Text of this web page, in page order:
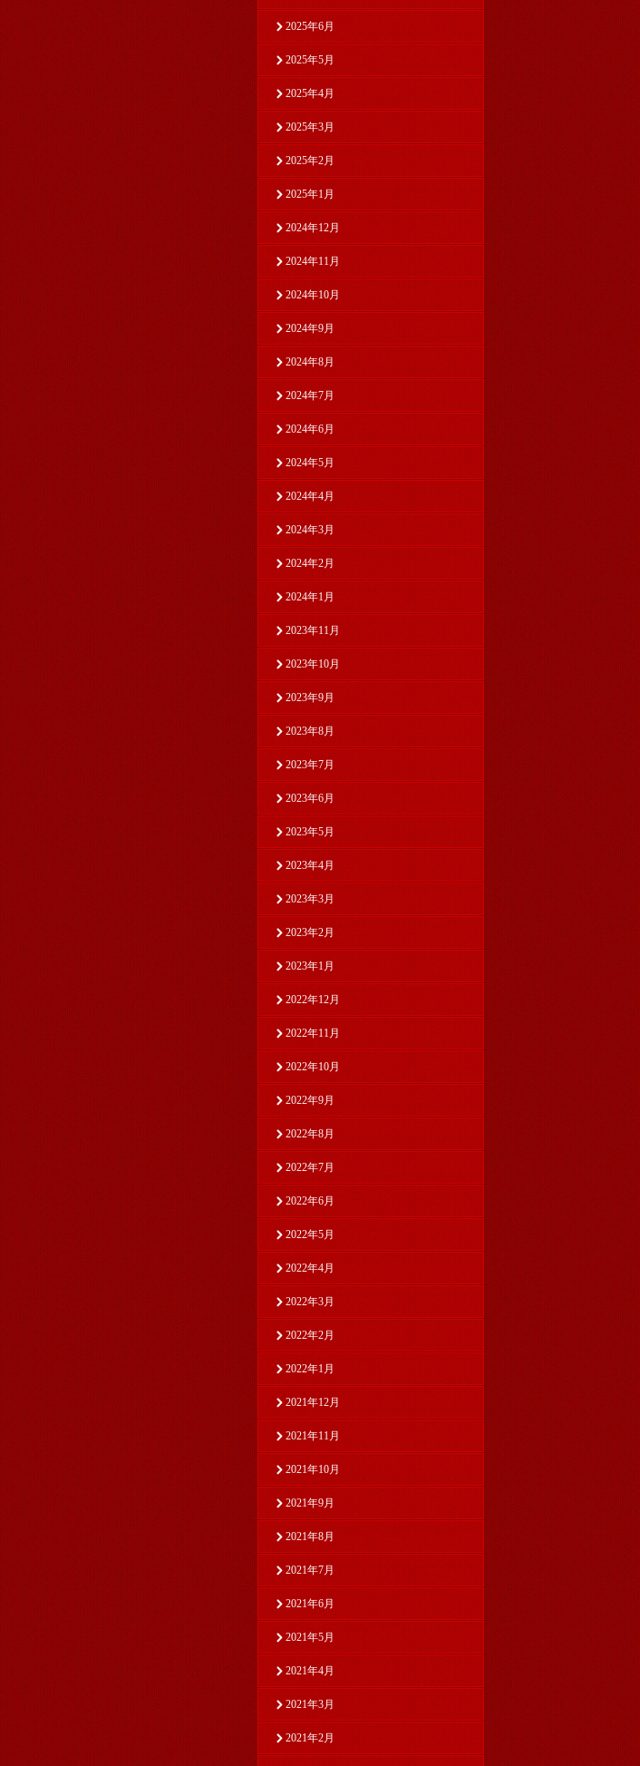
2025年6月
2025年5月
2025年4月
2025年3月
2025年2月
2025年1月
2024年12月
2024年11月
2024年10月
2024年9月
2024年8月
2024年7月
2024年6月
2024年5月
2024年4月
2024年3月
2024年2月
2024年1月
2023年11月
2023年10月
2023年9月
2023年8月
2023年7月
2023年6月
2023年5月
2023年4月
2023年3月
2023年2月
2023年1月
2022年12月
2022年11月
2022年10月
2022年9月
2022年8月
2022年7月
2022年6月
2022年5月
2022年4月
2022年3月
2022年2月
2022年1月
2021年12月
2021年11月
2021年10月
2021年9月
2021年8月
2021年7月
2021年6月
2021年5月
2021年4月
2021年3月
2021年2月